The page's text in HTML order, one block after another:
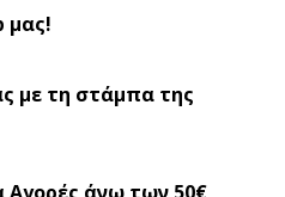
μας!
με τη στάμπα της
άνω των 50€